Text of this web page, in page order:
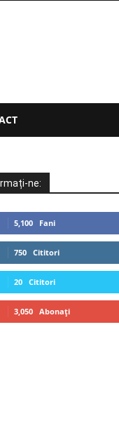
ne:
5,100 Fani
750 Cititori
20 Cititori
3,050 Abonați